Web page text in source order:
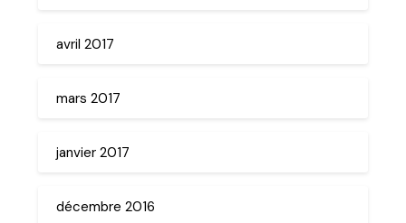
avril 2017
mars 2017
janvier 2017
décembre 2016